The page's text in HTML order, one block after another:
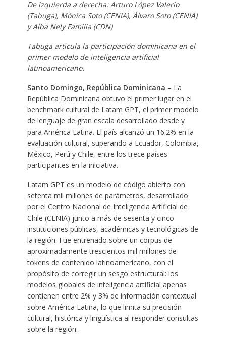
De izquierda a derecha: Arturo López Valerio
(Tabuga), Mónica Soto (CENIA), Álvaro Soto (CENIA)
y Alba Nely Familia (CDN)
Tabuga articula la participación dominicana en el
primer modelo de inteligencia artificial
latinoamericano.
Santo Domingo, República Dominicana – La
República Dominicana obtuvo el primer lugar en el
benchmark cultural de Latam GPT, el primer modelo
de lenguaje de gran escala desarrollado desde y
para América Latina. El país alcanzó un 16.2% en la
evaluación cultural, superando a Ecuador, Colombia,
México, Perú y Chile, entre los trece países
participantes en la iniciativa.
Latam GPT es un modelo de código abierto con
setenta mil millones de parámetros, desarrollado
por el Centro Nacional de Inteligencia Artificial de
Chile (CENIA) junto a más de sesenta y cinco
instituciones públicas, académicas y tecnológicas de
la región. Fue entrenado sobre un corpus de
aproximadamente trescientos mil millones de
tokens de contenido latinoamericano, con el
propósito de corregir un sesgo estructural: los
modelos globales de inteligencia artificial apenas
contienen entre 2% y 3% de información contextual
sobre América Latina, lo que limita su precisión
cultural, histórica y lingüística al responder consultas
sobre la región.